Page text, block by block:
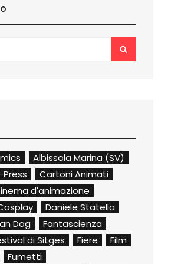
SEARCH
Albissola Marina (SV)
Cartoni Animati
d'animazione
Daniele Statella
Dog
Fantascienza
di Sitges Fiere
Film
Fumetti